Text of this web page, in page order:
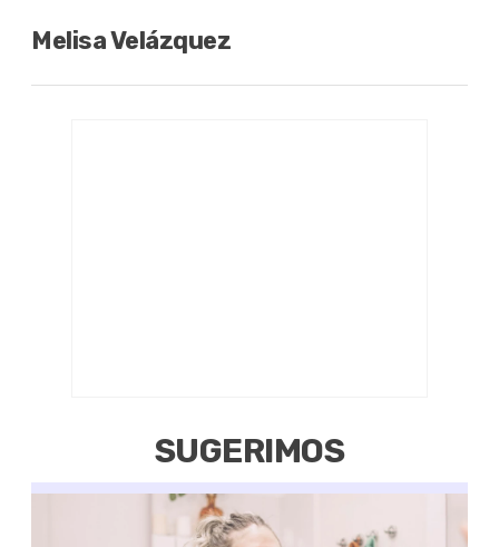
Melisa Velázquez
SUGERIMOS